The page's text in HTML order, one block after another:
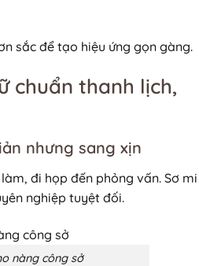
sắc để tạo hiệu ứng gọn gàng.
chuẩn thanh lịch,
nhưng sang xịn
đi họp đến phỏng vấn. Sơ mi
nghiệp tuyệt đối.
nàng công sở